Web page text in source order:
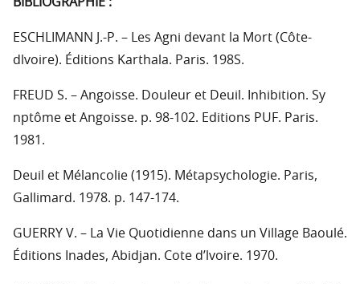
ESCHLIMANN J.-P. – Les Agni devant la Mort (Côte-
dlvoire). Éditions Karthala. Paris. 198S.
FREUD S. – Angoisse. Douleur et Deuil. Inhibition. Sy
nptôme et Angoisse. p. 98-102. Editions PUF. Paris.
1981.
Deuil et Mélancolie (1915). Métapsychologie. Paris,
Gallimard. 1978. p. 147-174.
GUERRY V. – La Vie Quotidienne dans un Village Baoulé.
Éditions Inades, Abidjan. Cote d’lvoire. 1970.